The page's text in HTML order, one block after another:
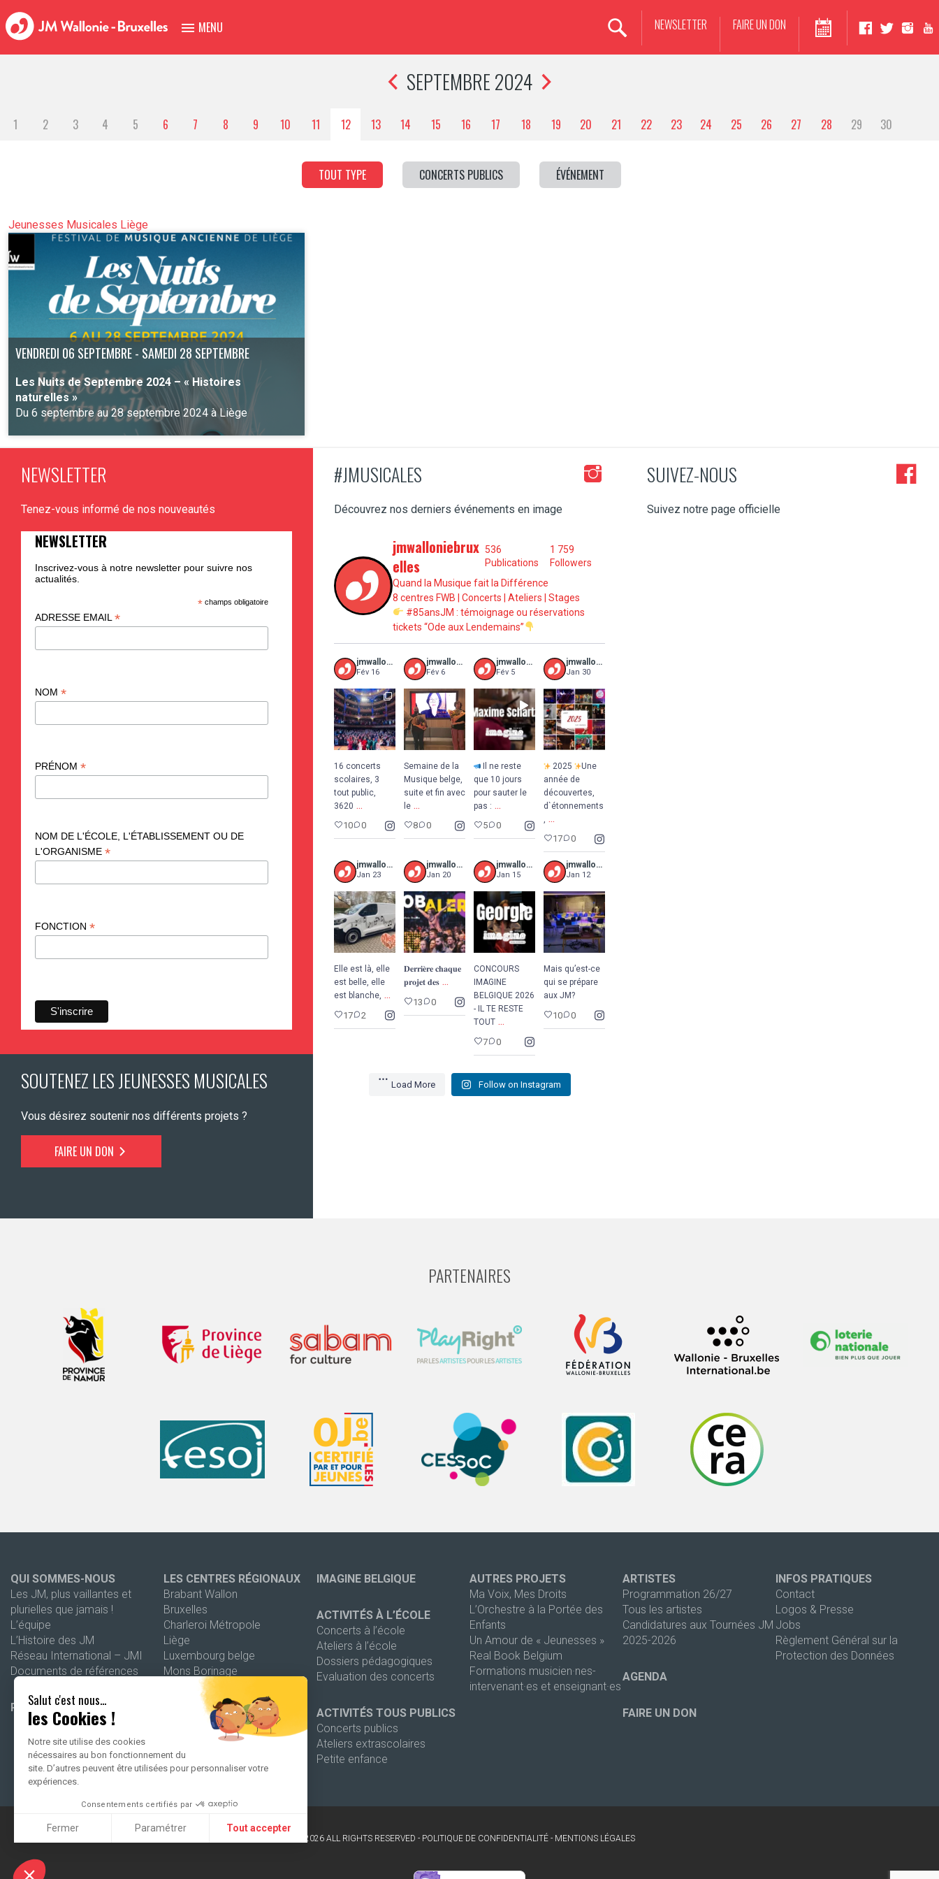
Salut c'est nous...
les Cookies !
Notre site utilise des cookies
nécessaires au bon fonctionnement du
site. D’autres peuvent être utilisées pour personnaliser votre
expériences.
Consentements certifiés par
Fermer Paramétrer Tout accepter
Plateforme de Gestion du Consentement : Personnalisez vos Options
FAIRE UN DON
NEWSLETTER
MENU
SEPTEMBRE 2024
1 2 3 4 5 6 7 8 9 10 11 12 13 14 15 16 17 18 19 20 21 22 23 24 25 26 27 28 29 30
TOUT TYPE CONCERTS PUBLICS ÉVÉNEMENT
Jeunesses Musicales Liège
VENDREDI 06 SEPTEMBRE - SAMEDI 28 SEPTEMBRE
Les Nuits de Septembre 2024 – « Histoires
naturelles »
Du 6 septembre au 28 septembre 2024 à Liège
NEWSLETTER
Tenez-vous informé de nos nouveautés
NEWSLETTER
Inscrivez-vous à notre newsletter pour suivre nos
actualités.
* champs obligatoire
ADRESSE EMAIL *
NOM *
PRÉNOM *
NOM DE L'ÉCOLE, L'ÉTABLISSEMENT OU DE
L'ORGANISME *
FONCTION *
SOUTENEZ LES JEUNESSES MUSICALES
Vous désirez soutenir nos différents projets ?
FAIRE UN DON
#JMUSICALES
Découvrez nos derniers événements en image
jmwalloniebrux
elles
536
Publications
1 759
Followers
Quand la Musique fait la Différence
8 centres FWB | Concerts | Ateliers | Stages
#85ansJM : témoignage ou réservations
tickets “Ode aux Lendemains”
jmwalloniebruxelles
Fév 16
16 concerts
scolaires, 3
tout public,
3620 ...
10 0
jmwalloniebruxelles
Fév 6
Semaine de la
Musique belge,
suite et fin avec
le ...
8 0
jmwalloniebruxelles
Fév 5
Il ne reste
que 10 jours
pour sauter le
pas : ...
5 0
jmwalloniebruxelles
Jan 30
2025
Une
année de
découvertes,
d`étonnements
, ...
17 0
jmwalloniebruxelles
Jan 23
Elle est là, elle
est belle, elle
est blanche, ...
17 2
jmwalloniebruxelles
Jan 20
𝐃𝐞𝐫𝐫𝐢𝐞̀𝐫𝐞 𝐜𝐡𝐚𝐪𝐮𝐞
𝐩𝐫𝐨𝐣𝐞𝐭 𝐝𝐞𝐬 ...
13 0
jmwalloniebruxelles
Jan 15
CONCOURS
IMAGINE
BELGIQUE 2026
- IL TE RESTE
TOUT ...
7 0
jmwalloniebruxelles
Jan 12
Mais qu’est-ce
qui se prépare
aux JM?
10 0
Load More Follow on Instagram
SUIVEZ-NOUS
Suivez notre page officielle
PARTENAIRES
QUI SOMMES-NOUS
Les JM, plus vaillantes et
plurielles que jamais !
L’équipe
L’Histoire des JM
Réseau International – JMI
Documents de références
PROGRAMMATION 26-27
LES CENTRES RÉGIONAUX
Brabant Wallon
Bruxelles
Charleroi Métropole
Liège
Luxembourg belge
Mons Borinage
Wallonie picarde
IMAGINE BELGIQUE
ACTIVITÉS À L’ÉCOLE
Concerts à l’école
Ateliers à l’école
Dossiers pédagogiques
Evaluation des concerts
ACTIVITÉS TOUS PUBLICS
Concerts publics
Ateliers extrascolaires
Petite enfance
AUTRES PROJETS
Ma Voix, Mes Droits
L’Orchestre à la Portée des
Enfants
Un Amour de « Jeunesses »
Real Book Belgium
Formations musicien·nes-
intervenant·es et enseignant·es
ARTISTES
Programmation 26/27
Tous les artistes
Candidatures aux Tournées JM
2025-2026
AGENDA
FAIRE UN DON
INFOS PRATIQUES
Contact
Logos & Presse
Jobs
Règlement Général sur la
Protection des Données
2026 ALL RIGHTS RESERVED - POLITIQUE DE CONFIDENTIALITÉ- MENTIONS LÉGALES